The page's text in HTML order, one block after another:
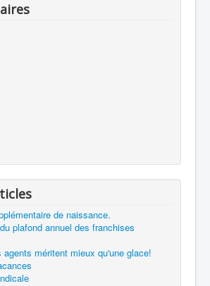
de naissance.
plafond annuel des franchises
agents méritent mieux qu'une glace!